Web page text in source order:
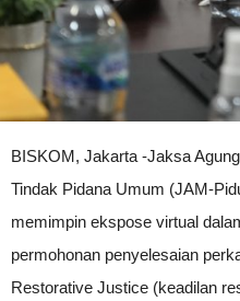
BISKOM, Jakarta -Jaksa
Tindak Pidana Umum (JAM-
memimpin ekspose virtual
permohonan penyelesaian
Restorative Justice (keadilan